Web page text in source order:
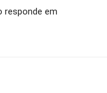
responde em